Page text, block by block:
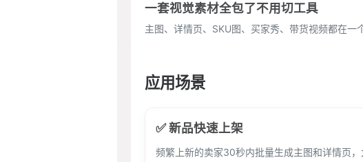
一套视觉素材全包了不用切工具
主图、详情页、SKU图、买家秀、带货视频都在
应用场景
✅ 新品快速上架
频繁上新的卖家30秒内批量生成主图和详情页